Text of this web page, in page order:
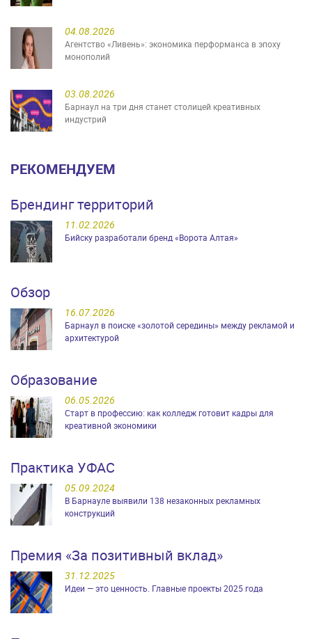
04.08.2026
Агентство «Ливень»: экономика перформанса в эпоху
монополий
03.08.2026
Барнаул на три дня станет столицей креативных
индустрий
РЕКОМЕНДУЕМ
Брендинг территорий
11.02.2026
Бийску разработали бренд «Ворота Алтая»
Обзор
16.07.2026
Барнаул в поиске «золотой середины» между рекламой и
архитектурой
Образование
06.05.2026
Старт в профессию: как колледж готовит кадры для
креативной экономики
Практика УФАС
05.09.2024
В Барнауле выявили 138 незаконных рекламных
конструкций
Премия «За позитивный вклад»
31.12.2025
Идеи — это ценность. Главные проекты 2025 года